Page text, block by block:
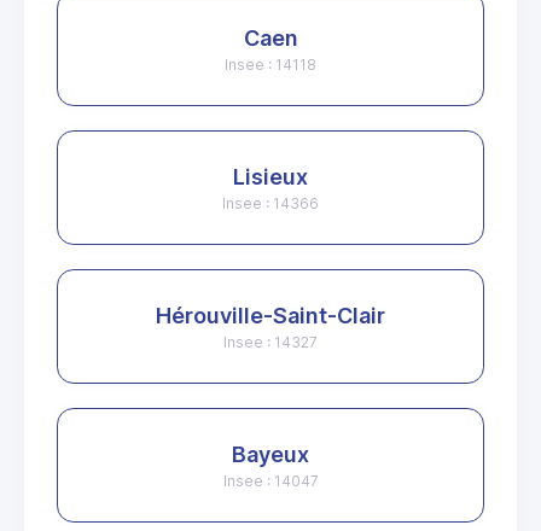
Caen
Insee : 14118
Lisieux
Insee : 14366
Hérouville-Saint-Clair
Insee : 14327
Bayeux
Insee : 14047